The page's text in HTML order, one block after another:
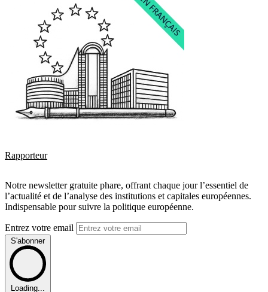
Rapporteur
Notre newsletter gratuite phare, offrant chaque jour l’essentiel de
l’actualité et de l’analyse des institutions et capitales européennes.
Indispensable pour suivre la politique européenne.
Entrez votre email
S'abonner
Loading...